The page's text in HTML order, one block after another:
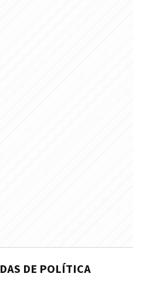
DE POLÍTICA